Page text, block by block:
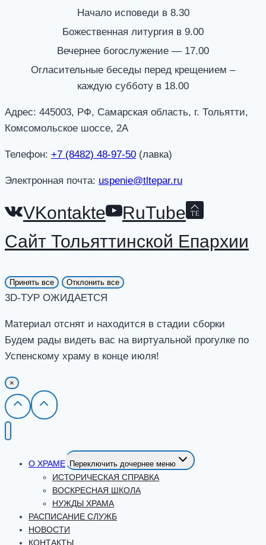
Начало исповеди в 8.30
Божественная литургия в 9.00
Вечернее богослужение — 17.00
Огласительные беседы перед крещением –
каждую субботу в 18.00
Адрес: 445003, РФ, Самарская область, г. Тольятти,
Комсомольское шоссе, 2А
Телефон: +7 (8482) 48-97-50 (лавка)
Электронная почта: uspenie@tltepar.ru
VKontakte
RuTube
Сайт Тольяттинской Епархии
Принять все Отклонить все
3D-ТУР ОЖИДАЕТСЯ
Материал отснят и находится в стадии сборки
Будем рады видеть вас на виртуальной прогулке по
Успенскому храму в конце июля!
×
О ХРАМЕ Переключить дочернее меню
ИСТОРИЧЕСКАЯ СПРАВКА
ВОСКРЕСНАЯ ШКОЛА
НУЖДЫ ХРАМА
РАСПИСАНИЕ СЛУЖБ
НОВОСТИ
КОНТАКТЫ